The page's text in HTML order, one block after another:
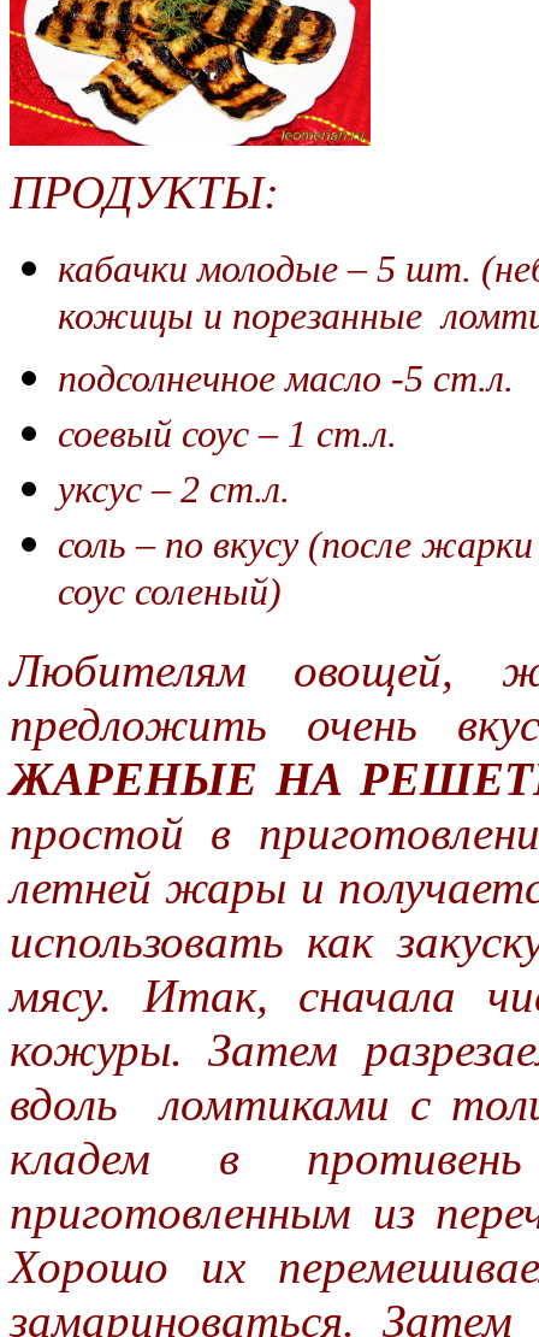
ПРОДУКТЫ:
кабачки молодые – 5 шт.
кожицы и порезанные
подсолнечное масло -5 ст.л.
соевый соус – 1 ст.л.
уксус – 2 ст.л.
соль – по вкусу (после
соус соленый)
Любителям овощей,
предложить очень
ЖАРЕНЫЕ НА
простой в
летней жары и
использовать как
мясу. Итак, сначала
кожуры. Затем
вдоль ломтиками с
кладем в
приготовленным из
Хорошо их
замариноваться.